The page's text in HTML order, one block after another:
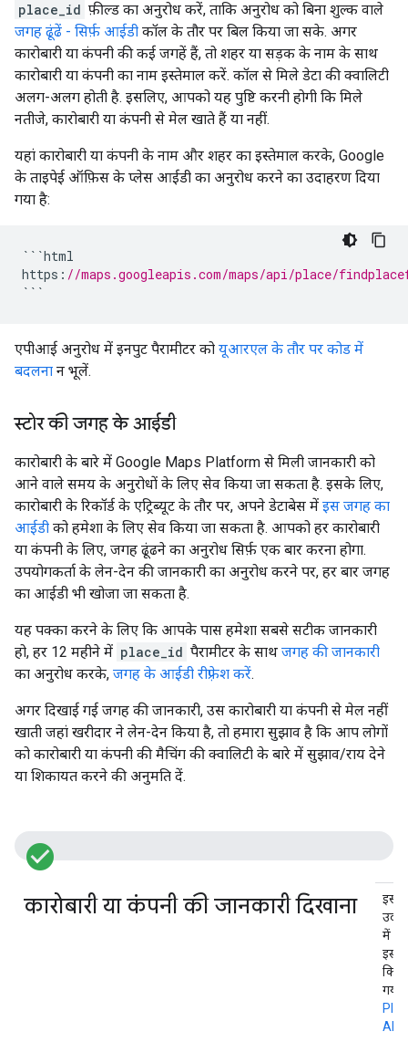
place_id फ़ील्ड का अनुरोध करें, ताकि अनुरोध को बिना शुल्क वाले
जगह ढूंढें - सिर्फ़ आईडी कॉल के तौर पर बिल किया जा सके. अगर
कारोबारी या कंपनी की कई जगहें हैं, तो शहर या सड़क के नाम के साथ
कारोबारी या कंपनी का नाम इस्तेमाल करें. कॉल से मिले डेटा की क्वालिटी
अलग-अलग होती है. इसलिए, आपको यह पुष्टि करनी होगी कि मिले
नतीजे, कारोबारी या कंपनी से मेल खाते हैं या नहीं.
यहां कारोबारी या कंपनी के नाम और शहर का इस्तेमाल करके, Google
के ताइपेई ऑफ़िस के प्लेस आईडी का अनुरोध करने का उदाहरण दिया
गया है:
```html
https : //maps.googleapis.com/maps/api/place/
```
एपीआई अनुरोध में इनपुट पैरामीटर को यूआरएल के तौर पर कोड में
बदलना न भूलें.
स्टोर की जगह के आईडी
कारोबारी के बारे में Google Maps Platform से मिली जानकारी को
आने वाले समय के अनुरोधों के लिए सेव किया जा सकता है. इसके लिए,
कारोबारी के रिकॉर्ड के एट्रिब्यूट के तौर पर, अपने डेटाबेस में इस जगह का
आईडी को हमेशा के लिए सेव किया जा सकता है. आपको हर कारोबारी
या कंपनी के लिए, जगह ढूंढने का अनुरोध सिर्फ़ एक बार करना होगा.
उपयोगकर्ता के लेन-देन की जानकारी का अनुरोध करने पर, हर बार जगह
का आईडी भी खोजा जा सकता है.
यह पक्का करने के लिए कि आपके पास हमेशा सबसे सटीक जानकारी
हो, हर 12 महीने में place_id पैरामीटर के साथ जगह की जानकारी
का अनुरोध करके, जगह के आईडी रीफ़्रेश करें.
अगर दिखाई गई जगह की जानकारी, उस कारोबारी या कंपनी से मेल नहीं
खाती जहां खरीदार ने लेन-देन किया है, तो हमारा सुझाव है कि आप लोगों
को कारोबारी या कंपनी की मैचिंग की क्वालिटी के बारे में सुझाव/राय देने
या शिकायत करने की अनुमति दें.
check_circle_filled
कारोबारी या कंपनी की जानकारी दिखाना
इस
में
किया
गया
API